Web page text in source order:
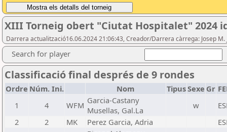
XIII Torneig obert "Ciutat Hospitalet" 2024
Darrera actualització16.06.2024 21:06:43, Creador/Darrera càrrega: Josep M.
Search for player
Classificació final després de 9 rondes
Ordre Núm. Ini. Nom TipusSexe Gr
1
4 WFM Garcia-Castany
Musellas, Gal.La
w
2
2 MK Perez Garcia, Adria